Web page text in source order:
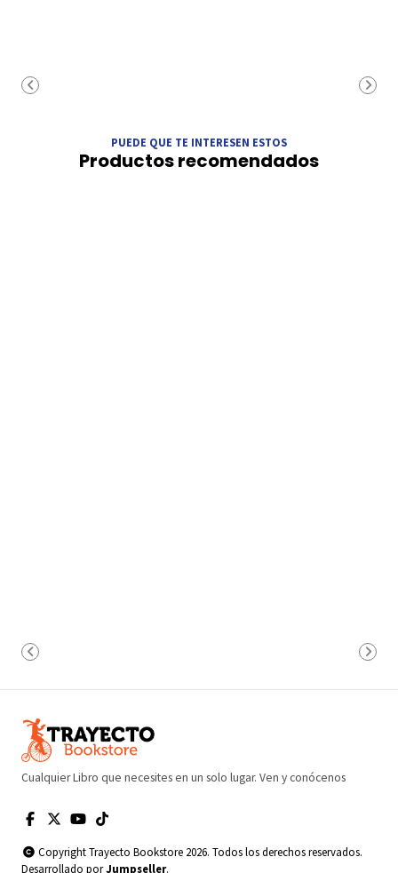
PUEDE QUE TE INTERESEN ESTOS
Productos recomendados
Cualquier Libro que necesites en un solo lugar. Ven y conócenos
Copyright Trayecto Bookstore 2026. Todos los derechos reservados.
Desarrollado porJumpseller.